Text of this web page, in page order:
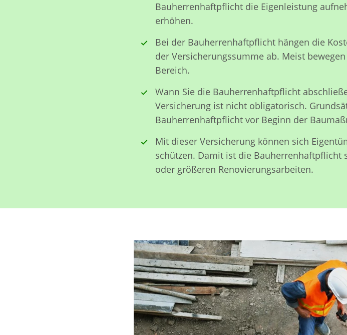
Bauherrenhaftpflicht die Eigenleistung
erhöhen.
Bei der Bauherrenhaftpflicht hängen die
der Versicherungssumme ab. Meist
Bereich.
Wann Sie die Bauherrenhaftpflicht
Versicherung ist nicht obligatorisch.
Bauherrenhaftpflicht vor Beginn der
Mit dieser Versicherung können sich
schützen. Damit ist die
oder größeren Renovierungsarbeiten.